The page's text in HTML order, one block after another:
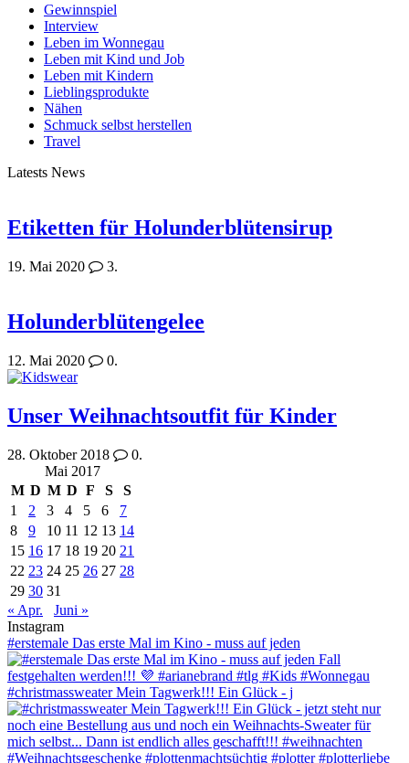
Gewinnspiel
Interview
Leben im Wonnegau
Leben mit Kind und Job
Leben mit Kindern
Lieblingsprodukte
Nähen
Schmuck selbst herstellen
Travel
Latests News
Etiketten für Holunderblütensirup
19. Mai 2020 3.
Holunderblütengelee
12. Mai 2020 0.
Unser Weihnachtsoutfit für Kinder
28. Oktober 2018
0.
Mai 2017
M D M D F S
S
1
2 3 4 5 6
7
8
9 10 11 12 13 14
15 16 17 18 19 20 21
22 23 24 25 26 27 28
29 30 31
« Apr.
Juni »
Instagram
#erstemale Das erste Mal im Kino - muss auf jeden
#christmassweater Mein Tagwerk!!! Ein Glück - j